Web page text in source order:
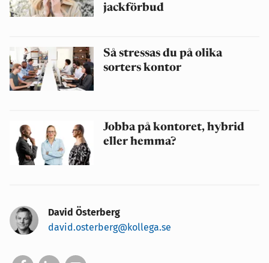
jackförbud
Så stressas du på olika
sorters kontor
Jobba på kontoret, hybrid
eller hemma?
David Österberg
david.osterberg@kollega.se